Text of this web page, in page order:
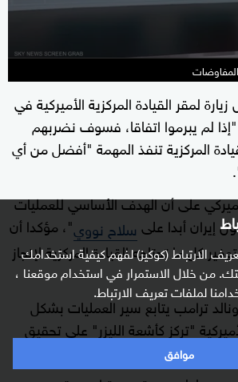
الارتباط (كوكيز) لفهم كيفية استخدامك
من خلال الاستمرار في استخدام موقعنا ،
لملفات تعريف الارتباط.
موافق
لمقر القيادة المركزية الأميركية في
"إذا لم يبرموا اتفاقا، فسوف نضربهم
المركزية تنفذ المهمة "أفضل من أي
على أن الهدف الأساسي للعمليات
أبدا على سلاح نووي"، مؤكدا أن
كل ما تحتاجه القيادة المركزية لإنجاز
ترامب يتابع سير العمليات بشكل
"تركز كأشعة الليزر" على تحقيق
المحددة.